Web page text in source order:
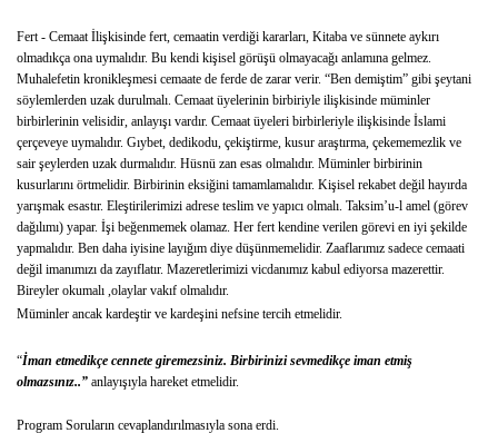
Fert - Cemaat İlişkisinde fert, cemaatin verdiği kararları, Kitaba ve sünnete aykırı
olmadıkça ona uymalıdır. Bu kendi kişisel görüşü olmayacağı anlamına gelmez.
Muhalefetin kronikleşmesi cemaate de ferde de zarar verir. “Ben demiştim” gibi şeytani
söylemlerden uzak durulmalı. Cemaat üyelerinin birbiriyle ilişkisinde müminler
birbirlerinin velisidir, anlayışı vardır. Cemaat üyeleri birbirleriyle ilişkisinde İslami
çerçeveye uymalıdır. Gıybet, dedikodu, çekiştirme, kusur araştırma, çekememezlik ve
sair şeylerden uzak durmalıdır. Hüsnü zan esas olmalıdır. Müminler birbirinin
kusurlarını örtmelidir. Birbirinin eksiğini tamamlamalıdır. Kişisel rekabet değil hayırda
yarışmak esastır. Eleştirilerimizi adrese teslim ve yapıcı olmalı. Taksim’u-l amel (görev
dağılımı) yapar. İşi beğenmemek olamaz. Her fert kendine verilen görevi en iyi şekilde
yapmalıdır. Ben daha iyisine layığım diye düşünmemelidir. Zaaflarımız sadece cemaati
değil imanımızı da zayıflatır. Mazeretlerimizi vicdanımız kabul ediyorsa mazerettir.
Bireyler okumalı ,olaylar vakıf olmalıdır.
Müminler ancak kardeştir ve kardeşini nefsine tercih etmelidir.
“İman etmedikçe cennete giremezsiniz. Birbirinizi sevmedikçe iman etmiş
olmazsınız..” anlayışıyla hareket etmelidir.
Program Soruların cevaplandırılmasıyla sona erdi.